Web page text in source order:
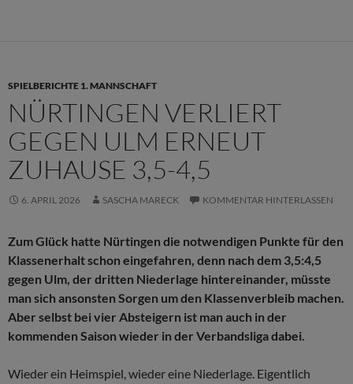
SPIELBERICHTE 1. MANNSCHAFT
NÜRTINGEN VERLIERT
GEGEN ULM ERNEUT
ZUHAUSE 3,5-4,5
6. APRIL 2026 SASCHA MARECK KOMMENTAR HINTERLASSEN
Zum Glück hatte Nürtingen die notwendigen Punkte für den
Klassenerhalt schon eingefahren, denn nach dem 3,5:4,5
gegen Ulm, der dritten Niederlage hintereinander, müsste
man sich ansonsten Sorgen um den Klassenverbleib machen.
Aber selbst bei vier Absteigern ist man auch in der
kommenden Saison wieder in der Verbandsliga dabei.
Wieder ein Heimspiel, wieder eine Niederlage. Eigentlich